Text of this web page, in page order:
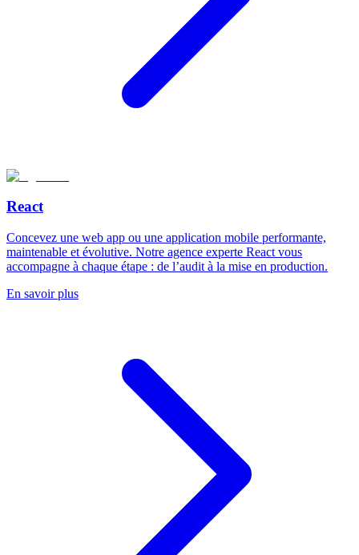
React
Concevez une web app ou une application mobile performante,
maintenable et évolutive. Notre agence experte React vous
accompagne à chaque étape : de l’audit à la mise en production.
En savoir plus